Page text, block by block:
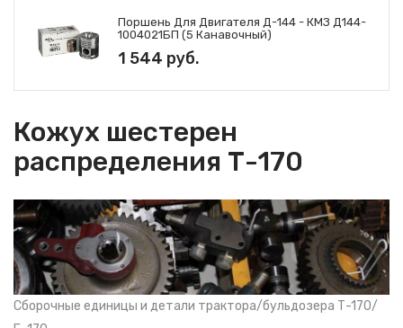
Поршень Для Двигателя Д-144 - КМЗ Д144-
1004021БП (5 Канавочный)
1 544 руб.
Кожух шестерен
распределения Т-170
Сборочные единицы и детали трактора/бульдозера Т-170/